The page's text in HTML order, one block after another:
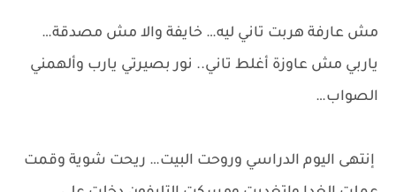
مش عارفة هربت تاني ليه… خايفة والا مش مصدقة…
ياربي مش عاوزة أغلط تاني.. نور بصيرتي يارب وألهمني
الصواب…
إنتهى اليوم الدراسي وروحت البيت… ريحت شوية وقمت